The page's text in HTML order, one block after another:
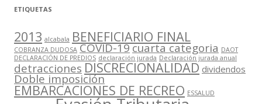
ETIQUETAS
2013 alcabala BENEFICIARIO FINAL
COBRANZA DUDOSA COVID-19cuarta categoria DAOT
DECLARACIÓN DE PREDIOS declaración jurada Declaración jurada anual
detracciones DISCRECIONALIDAD dividendos
Doble imposición
EMBARCACIONES DE RECREO ESSALUD